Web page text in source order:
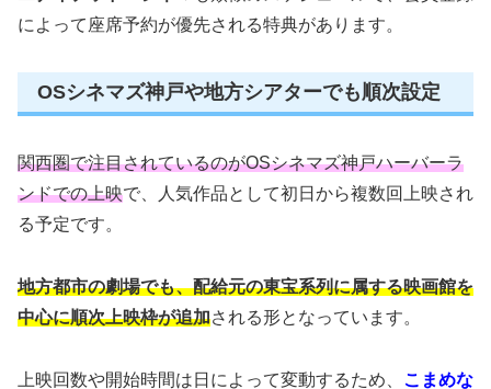
によって座席予約が優先される特典があります。
OSシネマズ神戸や地方シアターでも順次設定
関西圏で注目されているのがOSシネマズ神戸ハーバーラ
ンドでの上映で、人気作品として初日から複数回上映され
る予定です。
地方都市の劇場でも、配給元の東宝系列に属する映画館を
中心に順次上映枠が追加される形となっています。
上映回数や開始時間は日によって変動するため、 こまめな